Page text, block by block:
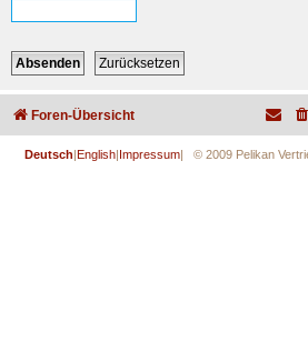
Foren-Übersicht
Deutsch English Impressum | © 2009 Pelikan